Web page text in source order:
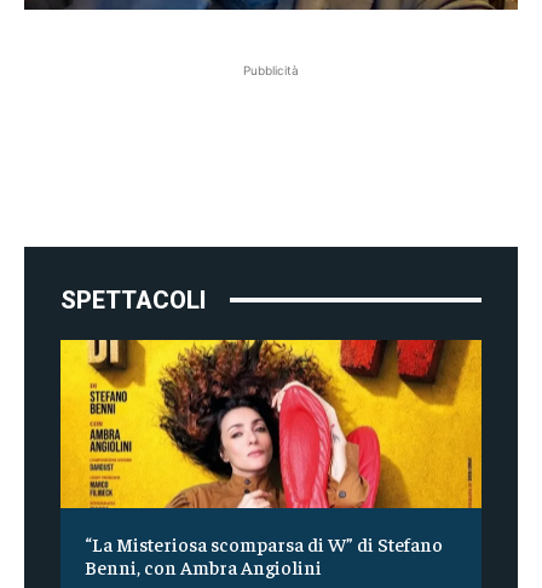
Pubblicità
SPETTACOLI
“La Misteriosa scomparsa di W” di Stefano
Benni, con Ambra Angiolini